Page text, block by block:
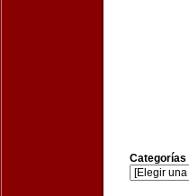
Categorías